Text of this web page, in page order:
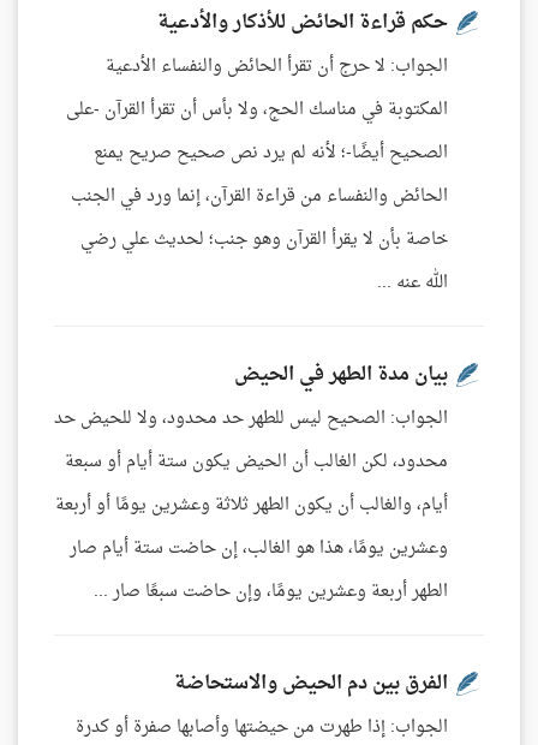
حكم قراءة الحائض للأذكار والأدعية
الجواب: لا حرج أن تقرأ الحائض والنفساء الأدعية
المكتوبة في مناسك الحج، ولا بأس أن تقرأ القرآن -على
الصحيح أيضًا-؛ لأنه لم يرد نص صحيح صريح يمنع
الحائض والنفساء من قراءة القرآن، إنما ورد في الجنب
خاصة بأن لا يقرأ القرآن وهو جنب؛ لحديث علي رضي
الله عنه ...
بيان مدة الطهر في الحيض
الجواب: الصحيح ليس للطهر حد محدود، ولا للحيض حد
محدود، لكن الغالب أن الحيض يكون ستة أيام أو سبعة
أيام، والغالب أن يكون الطهر ثلاثة وعشرين يومًا أو أربعة
وعشرين يومًا، هذا هو الغالب، إن حاضت ستة أيام صار
الطهر أربعة وعشرين يومًا، وإن حاضت سبعًا صار ...
الفرق بين دم الحيض والاستحاضة
الجواب: إذا طهرت من حيضتها وأصابها صفرة أو كدرة